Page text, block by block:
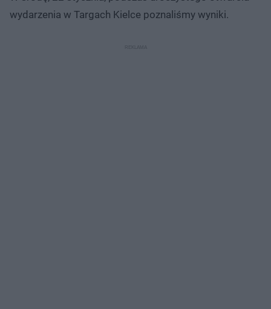
wydarzenia w Targach Kielce poznaliśmy wyniki.